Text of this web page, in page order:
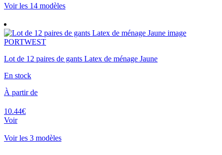
Voir les 14 modèles
PORTWEST
Lot de 12 paires de gants Latex de ménage Jaune
En stock
À partir de
10.44€
Voir
Voir les 3 modèles